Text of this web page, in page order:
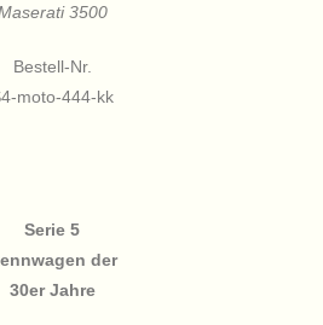
3500
Bestell-Nr.
moto-444-kk
Serie 5
der
30er Jahre